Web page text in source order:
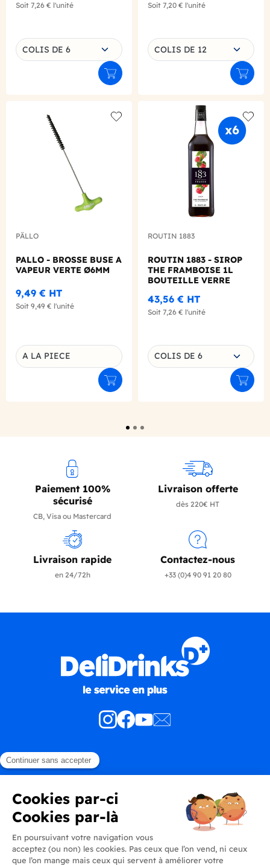
Soit 7,26 € l'unité
Choisissez une déclinaison
COLIS DE 6
Ajouter au panier
Soit 7,20 € l'unité
Choisissez une déclinaison
COLIS DE 12
PÄLLO
PALLO - BROSSE BUSE A
VAPEUR VERTE Ø6MM
9,49 € HT
Soit 9,49 € l'unité
Déclinaison du produit
A LA PIECE
Ajouter au panier
Add
ROUTIN 1883
ROUTIN 1883 - SIROP
THE FRAMBOISE 1L
BOUTEILLE VERRE
43,56 € HT
Soit 7,26 € l'unité
Choisissez une déclinaison
COLIS DE 6
Paiement 100%
sécurisé
CB, Visa ou Mastercard
Livraison offerte
dès 220€ HT
Livraison rapide
en 24/72h
Contactez-nous
+33 (0)4 90 91 20 80
En savoir plus
Informations